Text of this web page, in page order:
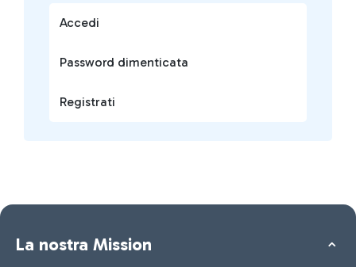
Accedi
Password dimenticata
Registrati
La nostra Mission